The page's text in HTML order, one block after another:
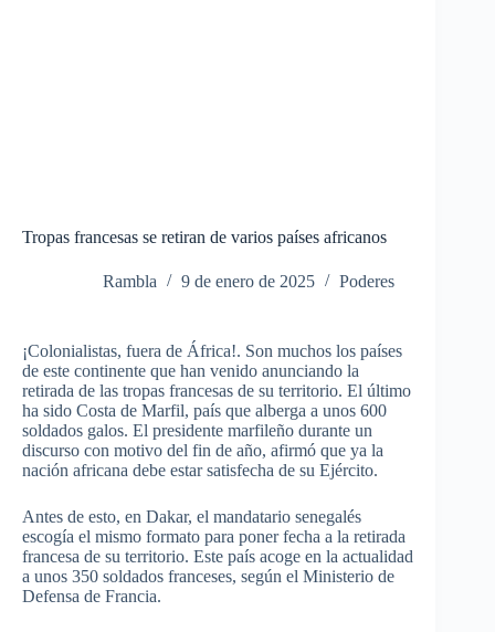
Tropas francesas se retiran de varios países africanos
Rambla 9 de enero de 2025 Poderes
¡Colonialistas, fuera de África!. Son muchos los países
de este continente que han venido anunciando la
retirada de las tropas francesas de su territorio. El último
ha sido Costa de Marfil, país que alberga a unos 600
soldados galos. El presidente marfileño durante un
discurso con motivo del fin de año, afirmó que ya la
nación africana debe estar satisfecha de su Ejército.
Antes de esto, en Dakar, el mandatario senegalés
escogía el mismo formato para poner fecha a la retirada
francesa de su territorio. Este país acoge en la actualidad
a unos 350 soldados franceses, según el Ministerio de
Defensa de Francia.